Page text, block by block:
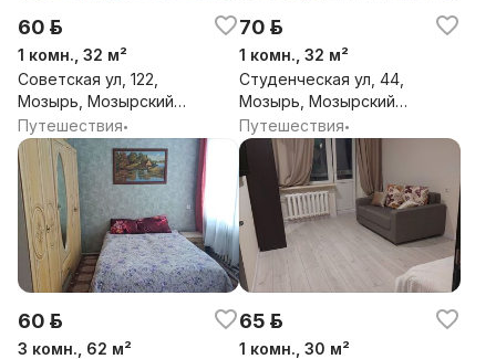
60 р.
1 комн., 32 м²
Советская ул, 122,
Мозырь, Мозырский
район, Гомельская обл.
Путешествия•
70 р.
1 комн., 32 м²
Студенческая ул, 44,
Мозырь, Мозырский
район, Гомельская обл.
Путешествия•
60 р.
3 комн., 62 м²
65 р.
1 комн., 30 м²